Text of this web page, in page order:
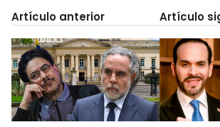
Artículo anterior Artículo